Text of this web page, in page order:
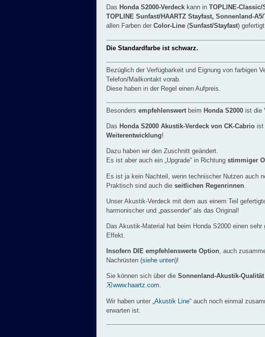
Das Honda S2000-Verdeckkann in TOPLINE-
TOPLINE Sunfast/HAARTZ Stayfast, Sonnenland-
allen Farben der Color-Line(Sunfast/Stayfast)
Die Standardfarbe ist schwarz.
Bezüglich der Verfügbarkeit und Eignung von farbigen
Telefon/Mailkontakt vorab.
Diese haben in der Regel einen Aufpreis.
Besonders empfehlenswertbeim Honda S2000ist die
Das Honda S2000 Akustik-Verdeck von CK-Cabrioist
Weiterentwicklung!
Dazu haben wir den Zuschnitt geändert.
Es ist aber auch ein „Upgrade“ in Richtung stimmiger
Es ist ja kein Nachteil, wenn technischer Nutzen auch
Praktisch sind auch die seitlichen Regenrinnen.
Unser Akustik-Verdeck mit dem aus einem Teil
harmonischer und „passender“ als das Original!
Das Akustik-Material hat beim Honda S2000 einen
Effekt.
Insofern DIE empfehlenswerte Option, auch
Nachrüsten (siehe unten)!
Sie können sich über die Sonnenland-Akustik-Qualität
www.haartz.com.
Wir haben unter „ Akustik Line“ auch noch einmal
erwarten ist.